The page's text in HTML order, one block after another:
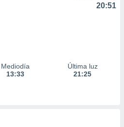
20:51
Mediodía
13:33
Última luz
21:25